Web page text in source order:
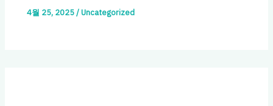
4월 25, 2025/Uncategorized